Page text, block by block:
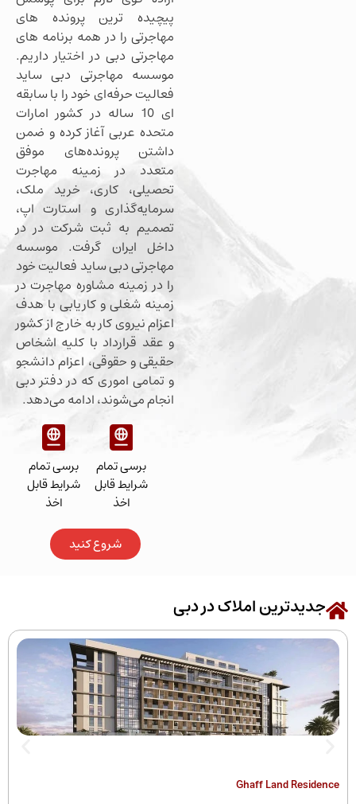
پیچیده ترین پرونده های
مهاجرتی را در همه برنامه های
مهاجرتی دبی در اختیار داریم.
موسسه مهاجرتی دبی ساید
فعالیت حرفه‌ای خود را با سابقه
ای 10 ساله در کشور امارات
متحده عربی آغاز کرده و ضمن
داشتن پرونده‌های موفق
متعدد در زمینه مهاجرت
تحصیلی، کاری، خرید ملک،
سرمایه‌گذاری و استارت اپ،
تصمیم به ثبت شرکت در در
داخل ایران گرفت. موسسه
مهاجرتی دبی ساید فعالیت خود
را در زمینه مشاوره مهاجرت در
زمینه شغلی و کاریابی با هدف
اعزام نیروی کار به خارج از کشور
و عقد قرارداد با کلیه اشخاص
حقیقی و حقوقی، اعزام دانشجو
و تمامی اموری که در دفتر دبی
انجام می‌شوند، ادامه می‌دهد.
برسی تمام
شرایط قابل
اخذ
شروع کنید
املاک در دبی
Ghaff